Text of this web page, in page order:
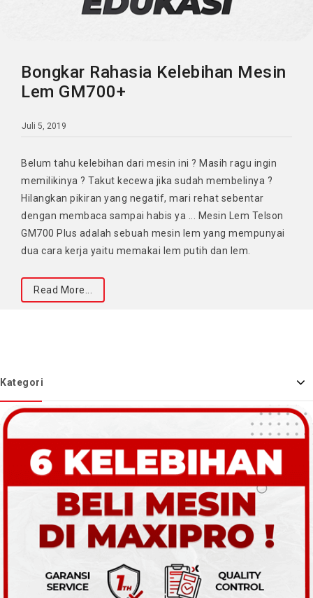
Bongkar Rahasia Kelebihan Mesin
Lem GM700+
Juli 5, 2019
Belum tahu kelebihan dari mesin ini ? Masih ragu ingin
memilikinya ? Takut kecewa jika sudah membelinya ?
Hilangkan pikiran yang negatif, mari rehat sebentar
dengan membaca sampai habis ya ... Mesin Lem Telson
GM700 Plus adalah sebuah mesin lem yang mempunyai
dua cara kerja yaitu memakai lem putih dan lem.
Read More...
Kategori